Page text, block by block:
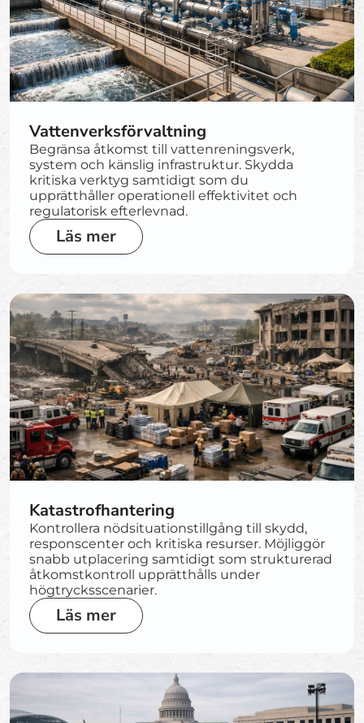
Vattenverksförvaltning
Begränsa åtkomst till vattenreningsverk,
system och känslig infrastruktur. Skydda
kritiska verktyg samtidigt som du
upprätthåller operationell effektivitet och
regulatorisk efterlevnad.
Läs mer
Katastrofhantering
Kontrollera nödsituationstillgång till skydd,
responscenter och kritiska resurser. Möjliggör
snabb utplacering samtidigt som strukturerad
åtkomstkontroll upprätthålls under
högtrycksscenarier.
Läs mer